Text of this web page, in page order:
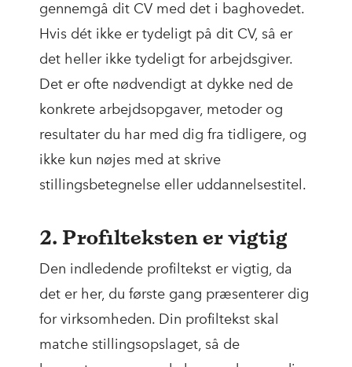
gennemgå dit CV med det i baghovedet.
Hvis dét ikke er tydeligt på dit CV, så er
det heller ikke tydeligt for arbejdsgiver.
Det er ofte nødvendigt at dykke ned de
konkrete arbejdsopgaver, metoder og
resultater du har med dig fra tidligere, og
ikke kun nøjes med at skrive
stillingsbetegnelse eller uddannelsestitel.
2. Profilteksten er vigtig
Den indledende profiltekst er vigtig, da
det er her, du første gang præsenterer dig
for virksomheden. Din profiltekst skal
matche stillingsopslaget, så de